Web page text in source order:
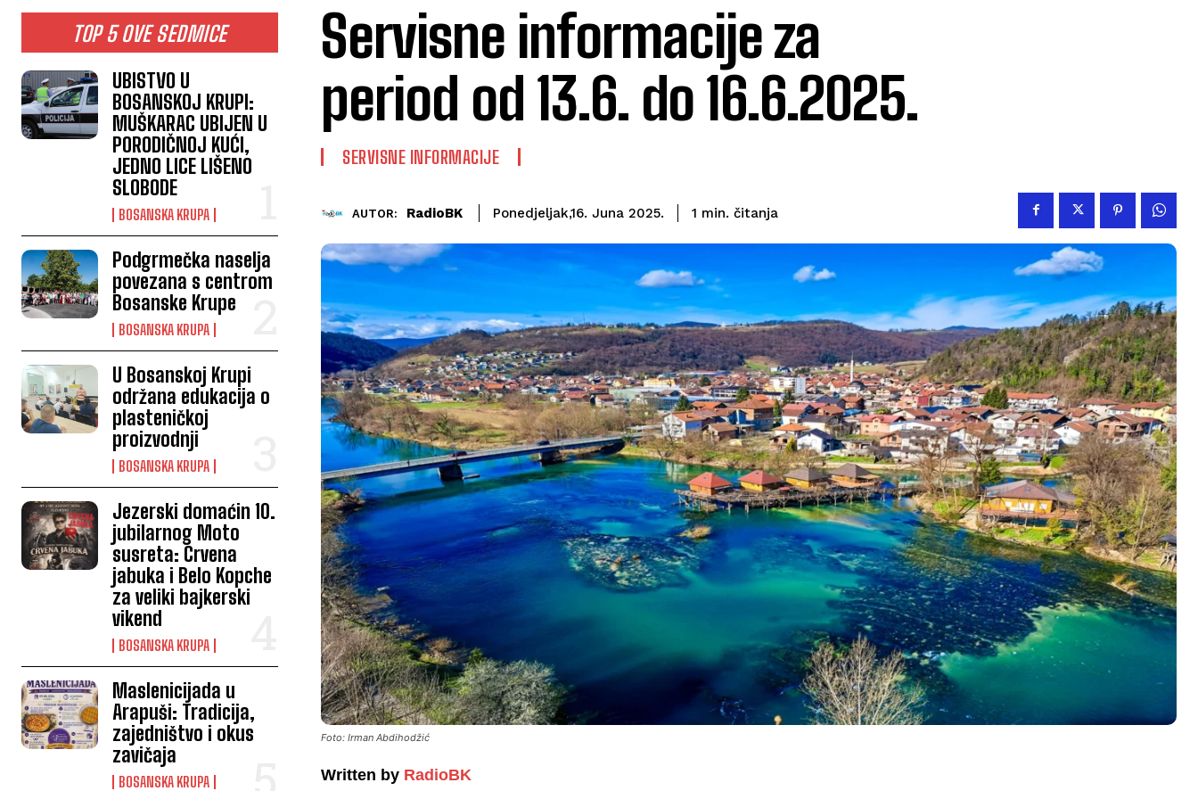
TOP 5 OVE SEDMICE
UBISTVO U
BOSANSKOJ KRUPI:
MUŠKARAC UBIJEN U
PORODIČNOJ KUĆI,
JEDNO LICE LIŠENO
SLOBODE
BOSANSKA KRUPA
Podgrmečka naselja
povezana s centrom
Bosanske Krupe
BOSANSKA KRUPA
U Bosanskoj Krupi
održana edukacija o
plasteničkoj
proizvodnji
BOSANSKA KRUPA
Jezerski domaćin 10.
jubilarnog Moto
susreta: Crvena
jabuka i Belo Kopche
za veliki bajkerski
vikend
BOSANSKA KRUPA
Maslenicijada u
Arapuši: Tradicija,
zajedništvo i okus
zavičaja
BOSANSKA KRUPA
Servisne informacije za
period od 13.6. do 16.6.2025.
SERVISNE INFORMACIJE
AUTOR: RadioBK Ponedjeljak,16. Juna 2025. 1 min. čitanja
Foto: Irman Abdihodžić
Written by RadioBK